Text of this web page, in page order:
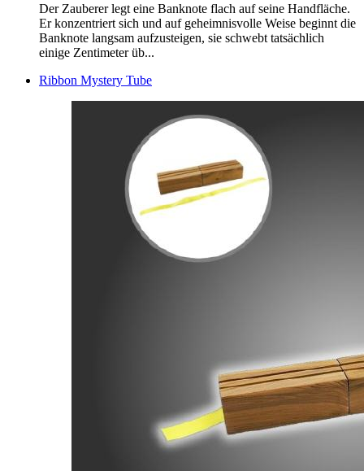
Der Zauberer legt eine Banknote flach auf seine Handfläche.
Er konzentriert sich und auf geheimnisvolle Weise beginnt die
Banknote langsam aufzusteigen, sie schwebt tatsächlich
einige Zentimeter üb...
Ribbon Mystery Tube